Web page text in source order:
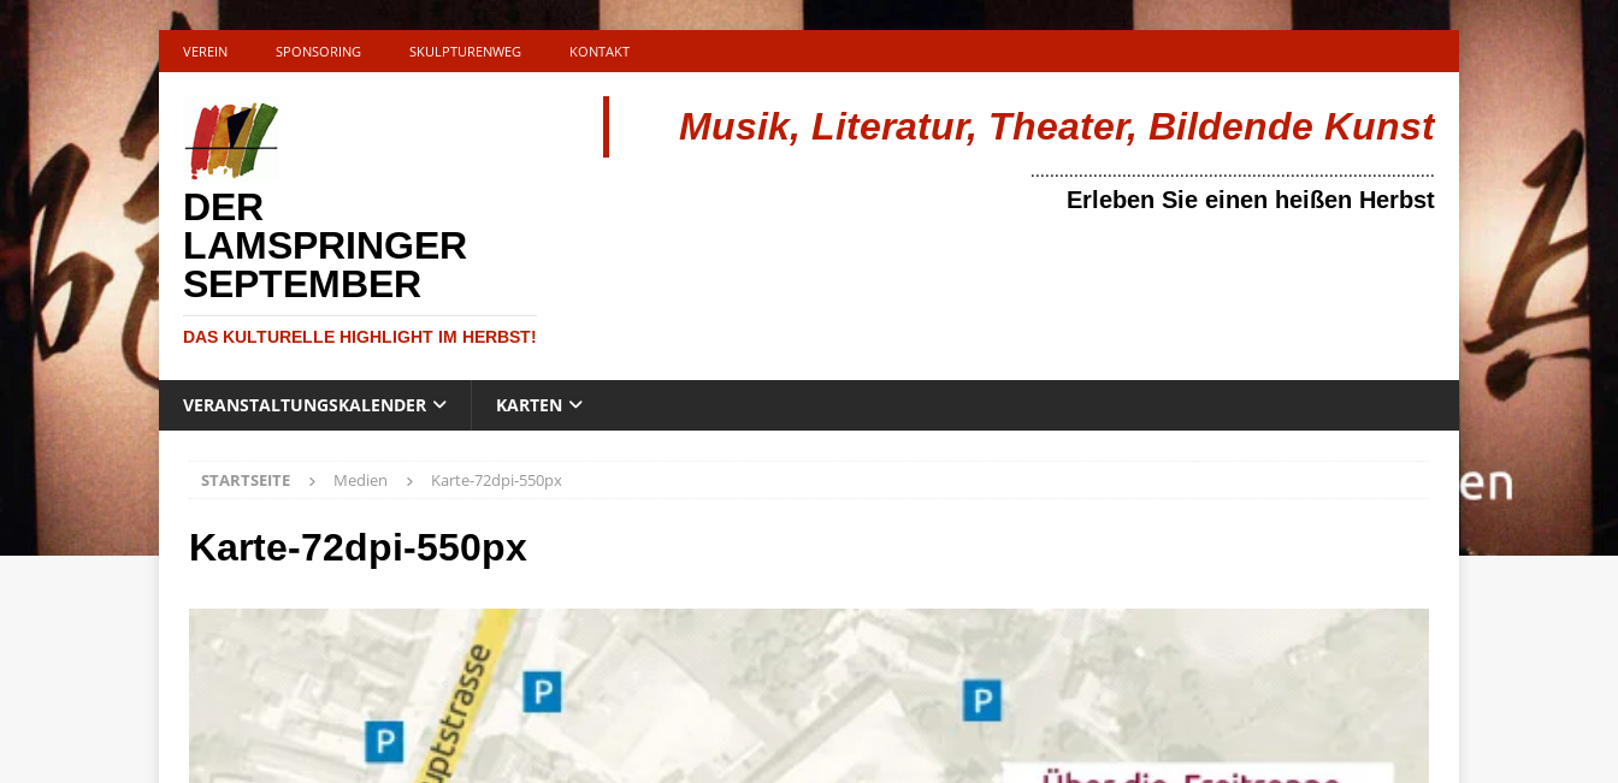
VEREIN SPONSORING SKULPTURENWEG KONTAKT
DER
LAMSPRINGER
SEPTEMBER
DAS KULTURELLE HIGHLIGHT IM HERBST!
Musik, Literatur, Theater, Bildende Kunst
....................................................................................
Erleben Sie einen heißen Herbst
VERANSTALTUNGSKALENDER KARTEN
STARTSEITE Medien Karte-72dpi-550px
Karte-72dpi-550px